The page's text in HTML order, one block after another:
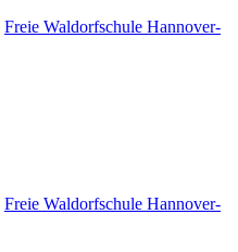
Freie Waldorfschule Hannover-
Freie Waldorfschule Hannover-